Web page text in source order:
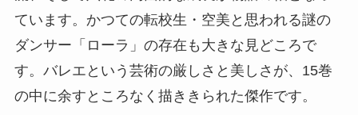
ています。かつての転校生・空美と思われる謎の
ダンサー「ローラ」の存在も大きな見どころで
す。バレエという芸術の厳しさと美しさが、15巻
の中に余すところなく描ききられた傑作です。